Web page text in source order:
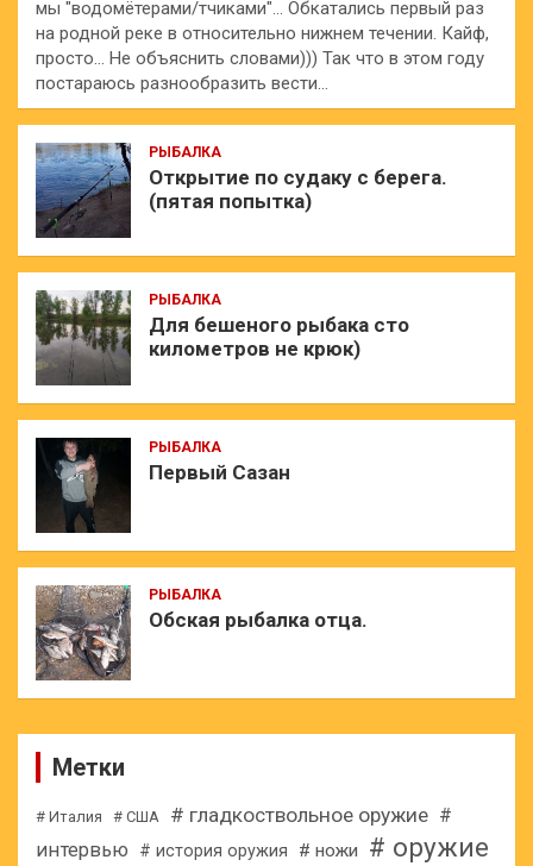
мы "водомётерами/тчиками"… Обкатались первый раз
на родной реке в относительно нижнем течении. Кайф,
просто… Не объяснить словами))) Так что в этом году
постараюсь разнообразить вести…
РЫБАЛКА
Открытие по судаку с берега.
(пятая попытка)
РЫБАЛКА
Для бешеного рыбака сто
километров не крюк)
РЫБАЛКА
Первый Сазан
РЫБАЛКА
Обская рыбалка отца.
Метки
# Италия # США # гладкоствольное оружие #
интервью
# история оружия # ножи # оружие